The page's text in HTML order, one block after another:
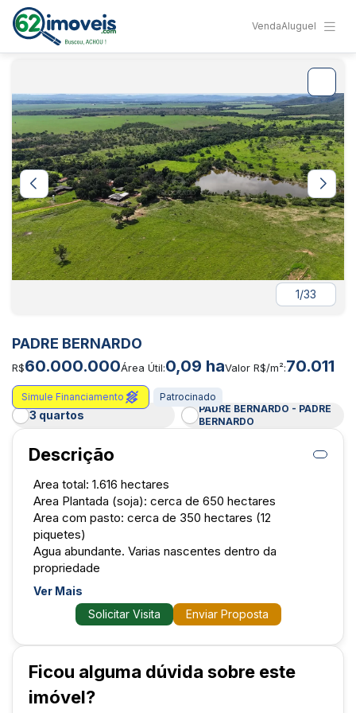
VendaAluguel
1/33
PADRE BERNARDO
R$60.000.000Área Útil:0,09 haValor R$/m²:70.011
Patrocinado
Simule Financiamento
3 quartos
PADRE BERNARDO - PADRE
BERNARDO
Descrição
Area total: 1.616 hectares
Area Plantada (soja): cerca de 650 hectares
Area com pasto: cerca de 350 hectares (12
piquetes)
Agua abundante. Varias nascentes dentro da
propriedade
ÁREA DE MUNICIPIO :3.142.396 KM 2 POVOADO DE
TRAJANÓPOLIS
ATIVIDADE PREDOMINANTE : AGRICULTURA
RODOVIA BR 080-GO-424
TROPICAL SEMI UMIDO
PADRE BERNARDO é um municipio brasileiro do
Ver Mais
Solicitar Visita
Enviar Proposta
Ficou alguma dúvida sobre este
imóvel?